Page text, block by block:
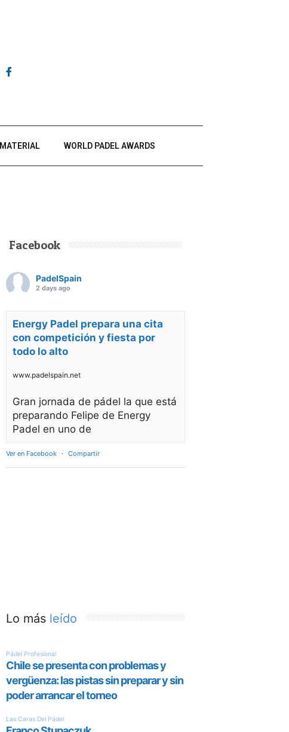
MATERIAL WORLD PADEL AWARDS
Facebook
PadelSpain
2 days ago
Energy Padel prepara una cita
con competición y fiesta por
todo lo alto
www.padelspain.net
Gran jornada de pádel la que está
preparando Felipe de Energy
Padel en uno de
Ver en Facebook · Compartir
Lo más leído